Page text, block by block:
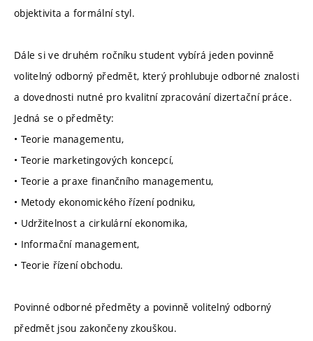
objektivita a formální styl.
Dále si ve druhém ročníku student vybírá jeden povinně
volitelný odborný předmět, který prohlubuje odborné znalosti
a dovednosti nutné pro kvalitní zpracování dizertační práce.
Jedná se o předměty:
• Teorie managementu,
• Teorie marketingových koncepcí,
• Teorie a praxe finančního managementu,
• Metody ekonomického řízení podniku,
• Udržitelnost a cirkulární ekonomika,
• Informační management,
• Teorie řízení obchodu.
Povinné odborné předměty a povinně volitelný odborný
předmět jsou zakončeny zkouškou.